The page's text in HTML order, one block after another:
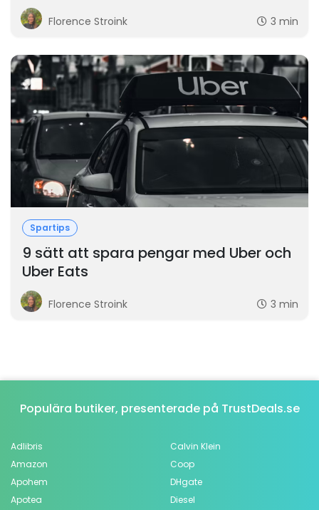
Florence Stroink 3 min
Spartips
9 sätt att spara pengar med Uber och
Uber Eats
Florence Stroink 3 min
Populära butiker, presenterade på TrustDeals.se
Adlibris
Amazon
Apohem
Apotea
Calvin Klein
Coop
DHgate
Diesel